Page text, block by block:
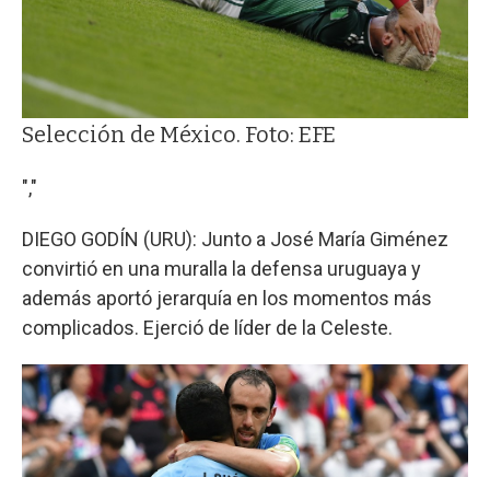
Selección de México. Foto: EFE
","
DIEGO GODÍN (URU): Junto a José María Giménez
convirtió en una muralla la defensa uruguaya y
además aportó jerarquía en los momentos más
complicados. Ejerció de líder de la Celeste.